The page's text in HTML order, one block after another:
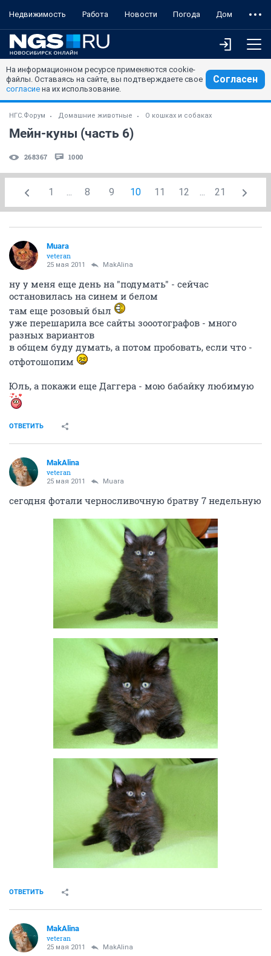
Недвижимость Работа Новости Погода Дом
На информационном ресурсе применяются cookie-
файлы. Оставаясь на сайте, вы подтверждаете свое
согласие на их использование.
Согласен
НГС.Форум Домашние животные О кошках и собаках
Мейн-куны (часть 6)
268367 1000
1 ... 8 9 10 11 12 ... 21
Muara
veteran
25 мая 2011 MakAlina
ну у меня еще день на "подумать" - сейчас
остановилась на синем и белом
там еще розовый был
уже перешарила все сайты зооотографов - много
разных вариантов
в общем буду думать, а потом пробовать, если что -
отфотошопим
Юль, а покажи еще Даггера - мою бабайку любимую
ОТВЕТИТЬ
MakAlina
veteran
25 мая 2011 Muara
сегодня фотали черносливочную братву 7 недельную
ОТВЕТИТЬ
MakAlina
veteran
25 мая 2011 MakAlina